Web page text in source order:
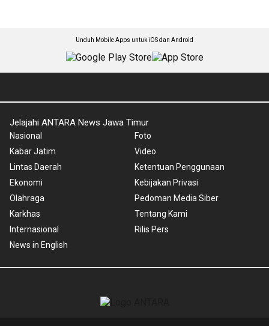
Unduh Mobile Apps untuk iOS dan Android
Jelajahi ANTARA News Jawa Timur
Nasional
Kabar Jatim
Lintas Daerah
Ekonomi
Olahraga
Karkhas
Internasional
News in English
Foto
Video
Ketentuan Penggunaan
Kebijakan Privasi
Pedoman Media Siber
Tentang Kami
Rilis Pers